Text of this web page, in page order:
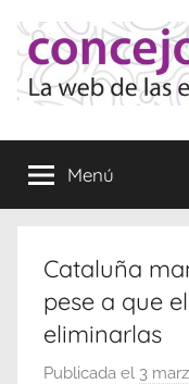
contenido
Concejos
de
las
Locales
Menores
Menú
Cataluña
pese a que
eliminarlas
Publicada el 3